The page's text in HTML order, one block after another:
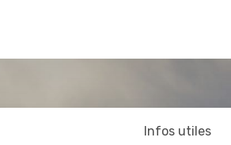
Infos utiles